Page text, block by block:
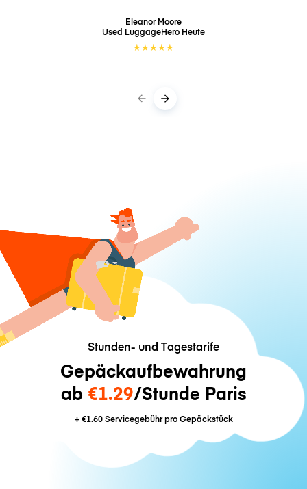
Eleanor Moore
Used LuggageHero Heute
★★★★★
Stunden- und Tagestarife
Gepäckaufbewahrung
ab €1.29/Stunde Paris
+€1.60Servicegebühr pro Gepäckstück